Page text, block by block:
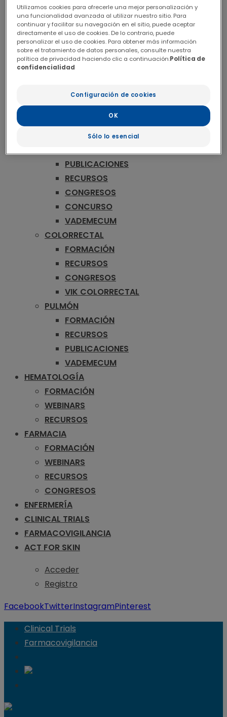
RECURSOS
VADEMECUM
ONCOLOGÍA
MAMA
FORMACIÓN
CONGRESOS
CONCURSO
VADEMECUM
MELANOMA
PUBLICACIONES
RECURSOS
CONGRESOS
CONCURSO
VADEMECUM
COLORRECTAL
FORMACIÓN
RECURSOS
CONGRESOS
VIK COLORRECTAL
PULMÓN
FORMACIÓN
RECURSOS
PUBLICACIONES
VADEMECUM
HEMATOLOGÍA
FORMACIÓN
WEBINARS
RECURSOS
FARMACIA
FORMACIÓN
WEBINARS
RECURSOS
CONGRESOS
ENFERMERÍA
CLINICAL TRIALS
FARMACOVIGILANCIA
ACT FOR SKIN
Acceder
Registro
FacebookTwitterInstagramPinterest
Clinical Trials
Farmacovigilancia
Utilizamos cookies para ofrecerle una mejor personalización y
una funcionalidad avanzada al utilizar nuestro sitio. Para
continuar y facilitar su navegación en el sitio, puede aceptar
directamente el uso de cookies. De lo contrario, puede
personalizar el uso de cookies. Para obtener más información
sobre el tratamiento de datos personales, consulte nuestra
política de privacidad haciendo clic a continuación:Política de
confidencialidad
Configuración de cookies
Sólo lo esencial
OK